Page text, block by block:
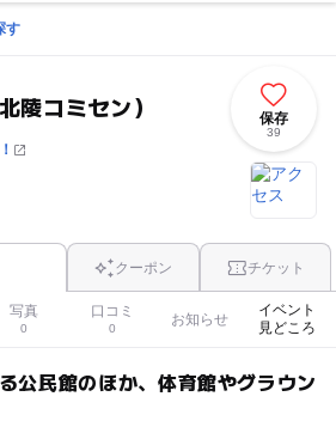
す
陵コミセン） 保存
39
クーポン チケット
写真
0
口コミ
0
お知らせ
イベント
見どころ
公民館のほか、体育館やグラウン